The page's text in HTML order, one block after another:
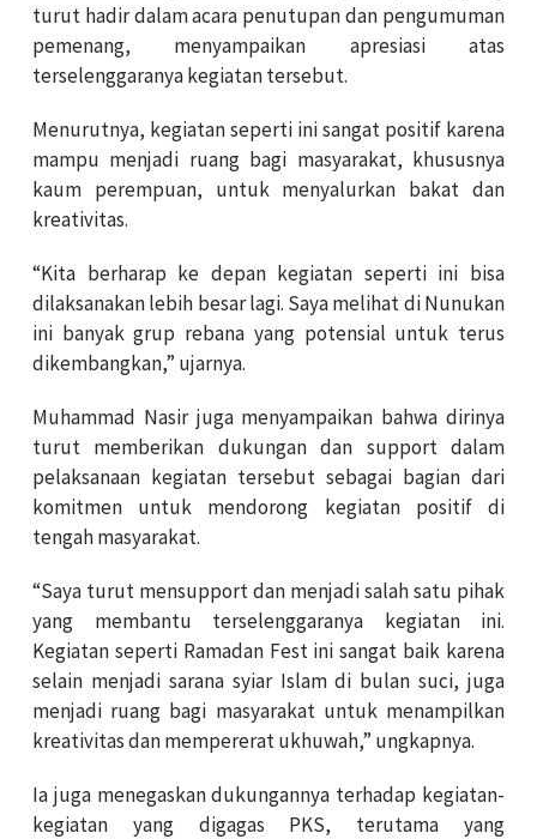
turut hadir dalam acara penutupan dan pengumuman
pemenang, menyampaikan apresiasi atas
terselenggaranya kegiatan tersebut.
Menurutnya, kegiatan seperti ini sangat positif karena
mampu menjadi ruang bagi masyarakat, khususnya
kaum perempuan, untuk menyalurkan bakat dan
kreativitas.
“Kita berharap ke depan kegiatan seperti ini bisa
dilaksanakan lebih besar lagi. Saya melihat di Nunukan
ini banyak grup rebana yang potensial untuk terus
dikembangkan,” ujarnya.
Muhammad Nasir juga menyampaikan bahwa dirinya
turut memberikan dukungan dan support dalam
pelaksanaan kegiatan tersebut sebagai bagian dari
komitmen untuk mendorong kegiatan positif di
tengah masyarakat.
“Saya turut mensupport dan menjadi salah satu pihak
yang membantu terselenggaranya kegiatan ini.
Kegiatan seperti Ramadan Fest ini sangat baik karena
selain menjadi sarana syiar Islam di bulan suci, juga
menjadi ruang bagi masyarakat untuk menampilkan
kreativitas dan mempererat ukhuwah,” ungkapnya.
Ia juga menegaskan dukungannya terhadap kegiatan-
kegiatan yang digagas PKS, terutama yang